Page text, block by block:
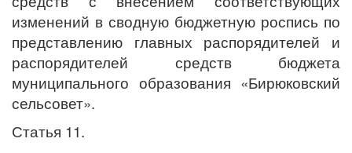
изменений в сводную бюджетную роспись по
представлению главных распорядителей и
распорядителей средств бюджета
муниципального образования «Бирюковский
сельсовет».
Статья 11.